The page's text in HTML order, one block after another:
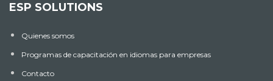
ESP SOLUTIONS
Quienes somos
Programas de capacitación en idiomas para empresas
Contacto